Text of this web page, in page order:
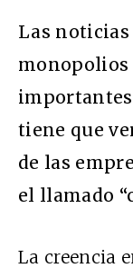
Las noticias
monopolios
tiene que
de las
el llamado
La creencia